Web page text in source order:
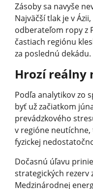
Zásoby sa navyše
Najväčší tlak je v
odberateľom ropy z
častiach regiónu
za poslednú dekádu.
Hrozí reálny
Podľa analytikov zo
byť už začiatkom
prevádzkového
v regióne
fyzickej
Dočasnú úľavu
strategických rezerv
Medzinárodnej